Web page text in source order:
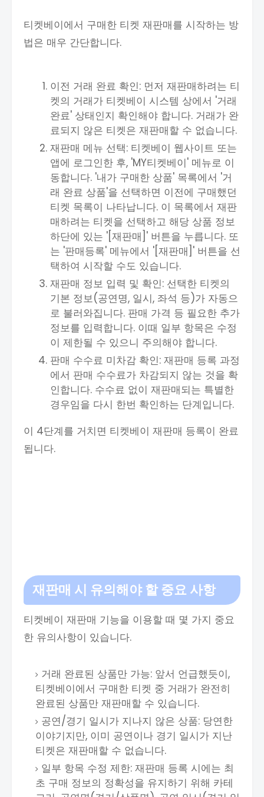
티켓베이에서 구매한 티켓 재판매를 시작하는 방
법은 매우 간단합니다.
이전 거래 완료 확인: 먼저 재판매하려는 티
켓의 거래가 티켓베이 시스템 상에서 '거래
완료' 상태인지 확인해야 합니다. 거래가 완
료되지 않은 티켓은 재판매할 수 없습니다.
재판매 메뉴 선택: 티켓베이 웹사이트 또는
앱에 로그인한 후, 'MY티켓베이' 메뉴로 이
동합니다. '내가 구매한 상품' 목록에서 '거
래 완료 상품'을 선택하면 이전에 구매했던
티켓 목록이 나타납니다. 이 목록에서 재판
매하려는 티켓을 선택하고 해당 상품 정보
하단에 있는 '[재판매]' 버튼을 누릅니다. 또
는 '판매등록' 메뉴에서 '[재판매]' 버튼을 선
택하여 시작할 수도 있습니다.
재판매 정보 입력 및 확인: 선택한 티켓의
기본 정보(공연명, 일시, 좌석 등)가 자동으
로 불러와집니다. 판매 가격 등 필요한 추가
정보를 입력합니다. 이때 일부 항목은 수정
이 제한될 수 있으니 주의해야 합니다.
판매 수수료 미차감 확인: 재판매 등록 과정
에서 판매 수수료가 차감되지 않는 것을 확
인합니다. 수수료 없이 재판매되는 특별한
경우임을 다시 한번 확인하는 단계입니다.
이 4단계를 거치면 티켓베이 재판매 등록이 완료
됩니다.
재판매 시 유의해야 할 중요 사항
티켓베이 재판매 기능을 이용할 때 몇 가지 중요
한 유의사항이 있습니다.
거래 완료된 상품만 가능: 앞서 언급했듯이,
티켓베이에서 구매한 티켓 중 거래가 완전히
완료된 상품만 재판매할 수 있습니다.
공연/경기 일시가 지나지 않은 상품: 당연한
이야기지만, 이미 공연이나 경기 일시가 지난
티켓은 재판매할 수 없습니다.
일부 항목 수정 제한: 재판매 등록 시에는 최
초 구매 정보의 정확성을 유지하기 위해 카테